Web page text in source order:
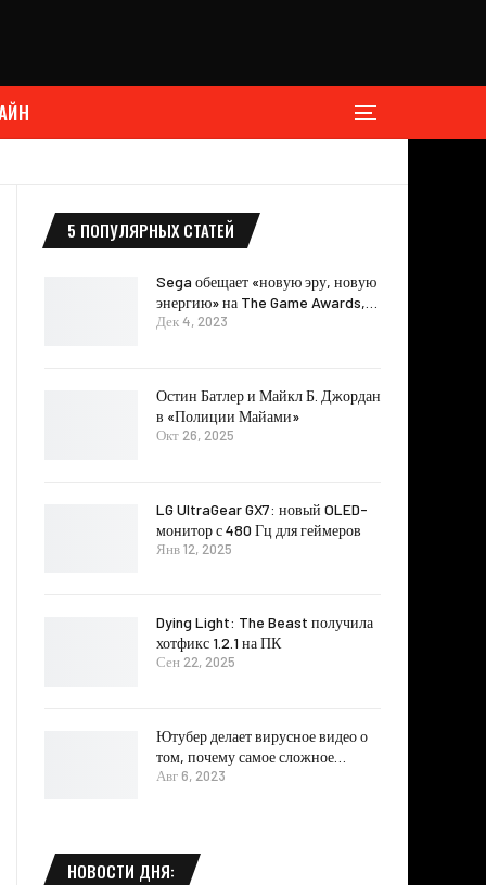
5 ПОПУЛЯРНЫХ СТАТЕЙ
Sega обещает «новую эру, новую
энергию» на The Game Awards,…
Дек 4, 2023
Остин Батлер и Майкл Б. Джордан
в «Полиции Майами»
Окт 26, 2025
LG UltraGear GX7: новый OLED-
монитор с 480 Гц для геймеров
Янв 12, 2025
Dying Light: The Beast получила
хотфикс 1.2.1 на ПК
Сен 22, 2025
Ютубер делает вирусное видео о
том, почему самое сложное…
Авг 6, 2023
НОВОСТИ ДНЯ: